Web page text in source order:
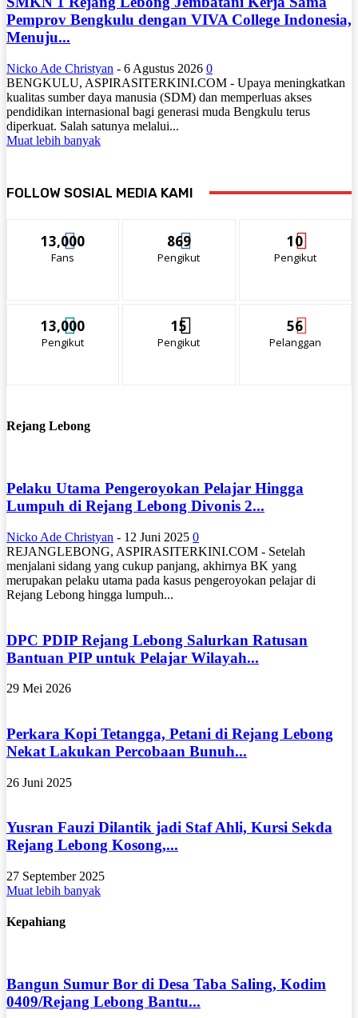
Pemprov Bengkulu dengan VIVA College Indonesia,
Menuju...
Nicko Ade Christyan - 6 Agustus 2026 0
BENGKULU, ASPIRASITERKINI.COM - Upaya meningkatkan
kualitas sumber daya manusia (SDM) dan memperluas akses
pendidikan internasional bagi generasi muda Bengkulu terus
diperkuat. Salah satunya melalui...
Muat lebih banyak
FOLLOW SOSIAL MEDIA KAMI
13,000
Fans
869
Pengikut
10
Pengikut
13,000
Pengikut
15
Pengikut
56
Pelanggan
Rejang Lebong
Pelaku Utama Pengeroyokan Pelajar Hingga
Lumpuh di Rejang Lebong Divonis 2...
Nicko Ade Christyan - 12 Juni 2025 0
REJANGLEBONG, ASPIRASITERKINI.COM - Setelah
menjalani sidang yang cukup panjang, akhirnya BK yang
merupakan pelaku utama pada kasus pengeroyokan pelajar di
Rejang Lebong hingga lumpuh...
DPC PDIP Rejang Lebong Salurkan Ratusan
Bantuan PIP untuk Pelajar Wilayah...
29 Mei 2026
Perkara Kopi Tetangga, Petani di Rejang Lebong
Nekat Lakukan Percobaan Bunuh...
26 Juni 2025
Yusran Fauzi Dilantik jadi Staf Ahli, Kursi Sekda
Rejang Lebong Kosong,...
27 September 2025
Muat lebih banyak
Kepahiang
Bangun Sumur Bor di Desa Taba Saling, Kodim
0409/Rejang Lebong Bantu...